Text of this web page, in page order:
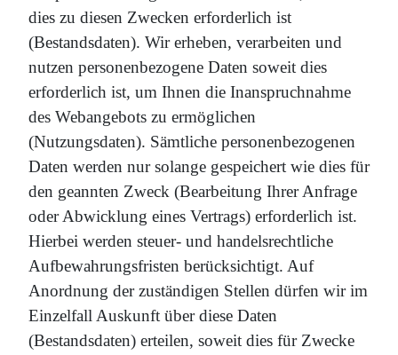
dies zu diesen Zwecken erforderlich ist
(Bestandsdaten). Wir erheben, verarbeiten und
nutzen personenbezogene Daten soweit dies
erforderlich ist, um Ihnen die Inanspruchnahme
des Webangebots zu ermöglichen
(Nutzungsdaten). Sämtliche personenbezogenen
Daten werden nur solange gespeichert wie dies für
den geannten Zweck (Bearbeitung Ihrer Anfrage
oder Abwicklung eines Vertrags) erforderlich ist.
Hierbei werden steuer- und handelsrechtliche
Aufbewahrungsfristen berücksichtigt. Auf
Anordnung der zuständigen Stellen dürfen wir im
Einzelfall Auskunft über diese Daten
(Bestandsdaten) erteilen, soweit dies für Zwecke